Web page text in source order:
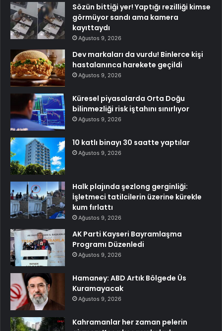
Sözün bittiği yer! Yaptığı rezilliği kimse
görmüyor sandı ama kamera
kayıttaydı
Ağustos 9, 2026
Dev markaları da vurdu! Binlerce kişi
hastalanınca harekete geçildi
Ağustos 9, 2026
Küresel piyasalarda Orta Doğu
bilinmezliği risk iştahını sınırlıyor
Ağustos 9, 2026
10 katlı binayı 30 saatte yaptılar
Ağustos 9, 2026
Halk plajında şezlong gerginliği:
İşletmeci tatilcilerin üzerine kürekle
kum fırlattı
Ağustos 9, 2026
AK Parti Kayseri Bayramlaşma
Programı Düzenledi
Ağustos 9, 2026
Hamaney: ABD Artık Bölgede Üs
Kuramayacak
Ağustos 9, 2026
Kahramanlar her zaman pelerin